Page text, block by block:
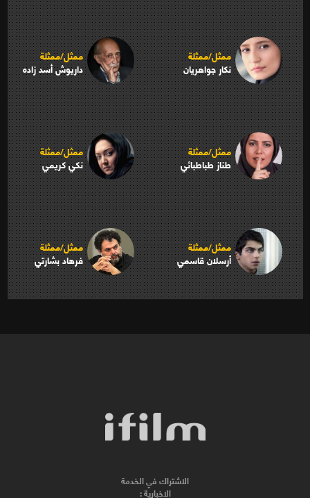
ممثل/ممثلة
نكار جواهريان
ممثل/ممثلة
داريوش أسد زاده
ممثل/ممثلة
طناز طباطبائي
ممثل/ممثلة
نكي كريمي
ممثل/ممثلة
أرسلان قاسمي
ممثل/ممثلة
فرهاد بشارتي
الاشتراك في الخدمة
الاخبارية :